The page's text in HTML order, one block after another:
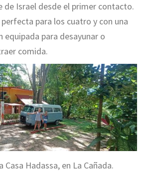
de Israel desde el primer contacto.
para los cuatro y con una
equipada para desayunar o
comida.
Casa Hadassa, en La Cañada.